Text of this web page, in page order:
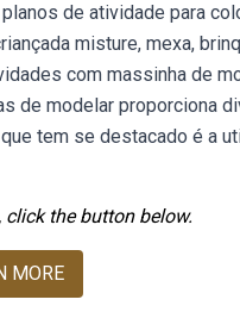
de atividade para
misture, mexa,
com massinha de
de modelar proporciona
tem se destacado é a
the button below.
MORE